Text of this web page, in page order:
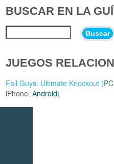
BUSCAR EN LA
Buscar
JUEGOS
Fall Guys: Ultimate Knockout (PC
iPhone,Android)